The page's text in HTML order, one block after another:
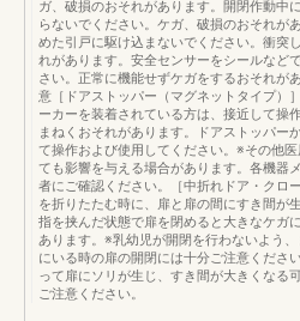
ガ、破損のおそれがあります。開閉作動中
らないでください。ケガ、破損のおそれが
めた引戸に駆け込まないでください。衝突
れがあります。安全センサーをシールなど
さい。正常に機能せずケガをするおそれが
意［ドアストッパー（マグネットタイプ）
ーカーを装着されている方は、接近して操
まねくおそれがあります。ドアストッパー
て操作および使用してください。※その他
ても影響を与える場合があります。各機器
者にご確認ください。［中折れドア・クロ
を折りたたむ時に、扉と扉の間にすき間が
指を挟んだ状態で扉を閉めると大きなケガ
あります。※乳幼児が開閉を行わないよう、
にいる時の扉の開閉には十分ご注意くださ
って扉にソリが生じ、すき間が大きくなる
ご注意ください。